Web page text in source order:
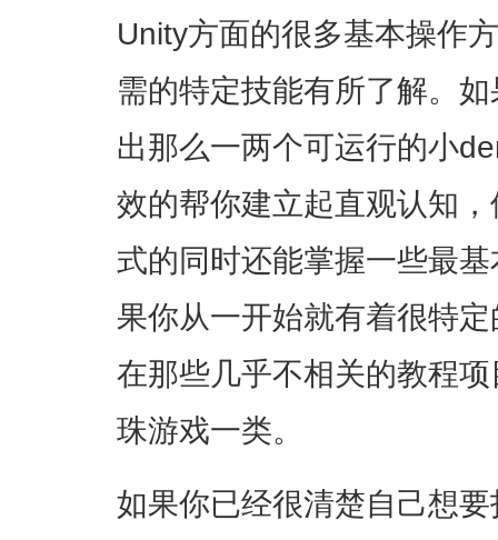
Unity方面的很多基本操作
需的特定技能有所了解。
出那么一两个可运行的小
效的帮你建立起直观认知
式的同时还能掌握一些最
果你从一开始就有着很特
在那些几乎不相关的教程
珠游戏一类。
如果你已经很清楚自己想